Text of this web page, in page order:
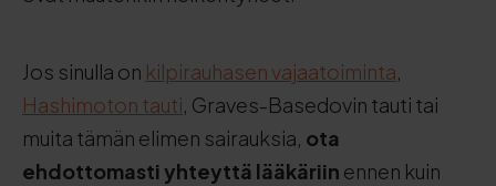
Jos sinulla on kilpirauhasen vajaatoiminta,
Hashimoton tauti, Graves-Basedovin tauti tai
muita tämän elimen sairauksia, ota
ehdottomasti yhteyttä lääkäriin ennen kuin